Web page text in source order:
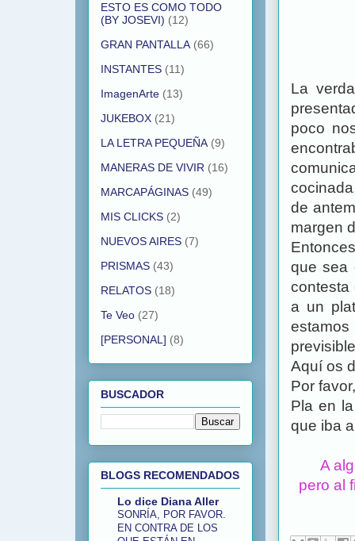
La
poco
de
margen
que sea
contesta
a un
Aquí os
Por
Pla en
que iba
A
pero al
ESTO ES COMO TODO
(BY JOSEVI) (12)
GRAN PANTALLA (66)
INSTANTES (11)
ImagenArte (13)
JUKEBOX (21)
LA LETRA PEQUEÑA (9)
MANERAS DE VIVIR (16)
MARCAPÁGINAS (49)
MIS CLICKS (2)
NUEVOS AIRES (7)
PRISMAS (43)
RELATOS (18)
Te Veo (27)
[PERSONAL] (8)
BUSCADOR
BLOGS RECOMENDADOS
Lo dice Diana Aller
SONRÍA, POR FAVOR.
EN CONTRA DE LOS